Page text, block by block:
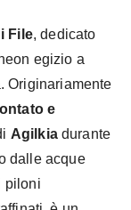
File, dedicato
egizio a
Originariamente
e
Agilkiadurante
dalle acque
piloni